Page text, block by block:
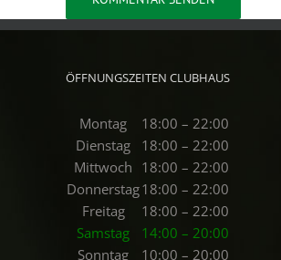
ÖFFNUNGSZEITEN CLUBHAUS
Montag
18:00 – 22:00
Dienstag
18:00 – 22:00
Mittwoch 18:00 – 22:00
Donnerstag18:00 – 22:00
Freitag
18:00 – 22:00
Samstag
14:00 – 20:00
Sonntag
10:00 – 20:00